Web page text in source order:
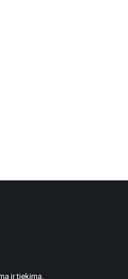
ir tiekimą.